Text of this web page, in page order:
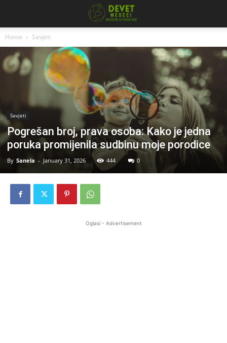
Home Savjeti
Savjeti
Pogrešan broj, prava osoba: Kako je jedna
poruka promijenila sudbinu moje porodice
By Sanela - January 31, 2026 444 0
Oglasi - Advertisement